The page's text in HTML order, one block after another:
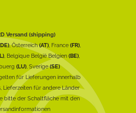
Versand (shipping)
, Österreich(AT), France (FR),
, Belgique België Belgien (BE),
(LU), Sverige(SE)
für Lieferungen innerhalb
Lieferzeiten für andere Länder
bitte der Schaltfläche mit den